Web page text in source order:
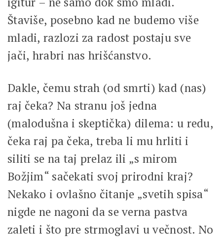
Štaviše, posebno kad ne budemo više
mladi, razlozi za radost postaju sve
jači, hrabri nas hrišćanstvo.
Dakle, čemu strah (od smrti) kad (nas)
raj čeka? Na stranu još jedna
(malodušna i skeptička) dilema: u redu,
čeka raj pa čeka, treba li mu hrliti i
siliti se na taj prelaz ili „s mirom
Božjim“ sačekati svoj prirodni kraj?
Nekako i ovlašno čitanje „svetih spisa“
nigde ne nagoni da se verna pastva
zaleti i što pre strmoglavi u večnost. No